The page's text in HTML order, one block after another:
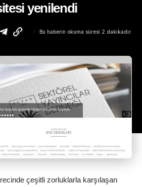
yenilendi
Bu haberin okuma süresi 2 dakikadır.
çeşitli zorluklarla karşılaşan